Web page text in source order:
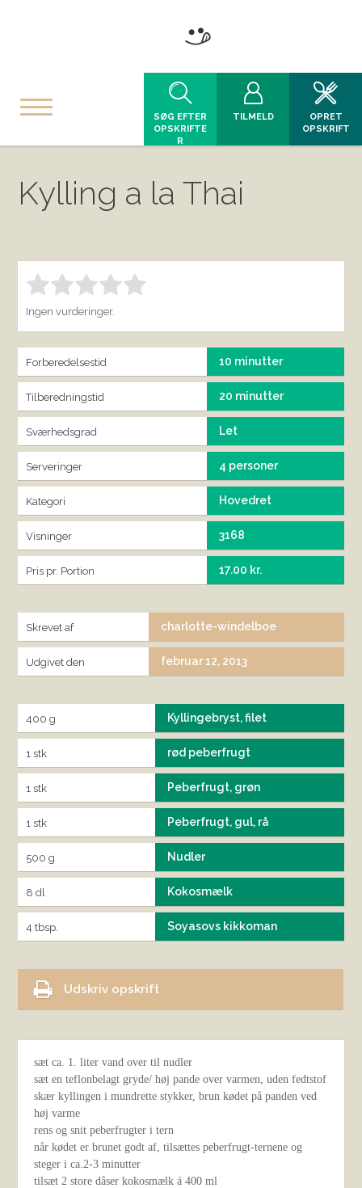
SØG EFTER
OPSKRIFTE
R
TILMELD
OPRET
OPSKRIFT
Kylling a la Thai
Bedøm denne vare: 1.00
Ingen vurderinger.
Forberedelsestid 10 minutter
Tilberedningstid 20 minutter
Sværhedsgrad Let
Serveringer 4 personer
Kategori Hovedret
Visninger 3168
Pris pr. Portion 17.00 kr.
Skrevet af charlotte-windelboe
Udgivet den februar 12, 2013
400 g Kyllingebryst, filet
1 stk rød peberfrugt
1 stk Peberfrugt, grøn
1 stk Peberfrugt, gul, rå
500 g Nudler
8 dl Kokosmælk
4 tbsp. Soyasovs kikkoman
Udskriv opskrift
sæt ca. 1. liter vand over til nudler
sæt en teflonbelagt gryde/ høj pande over varmen, uden fedtstof
skær kyllingen i mundrette stykker, brun kødet på panden ved
høj varme
rens og snit peberfrugter i tern
når kødet er brunet godt af, tilsættes peberfrugt-ternene og
steger i ca.2-3 minutter
tilsæt 2 store dåser kokosmælk á 400 ml